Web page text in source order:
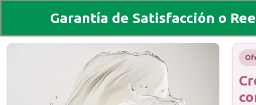
Garantía de Satisfacción o